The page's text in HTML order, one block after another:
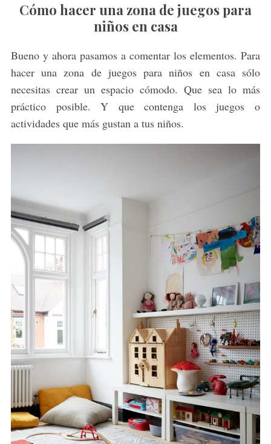
Cómo hacer una zona de juegos para
niños en casa
Bueno y ahora pasamos a comentar los elementos. Para
hacer una zona de juegos para niños en casa sólo
necesitas crear un espacio cómodo. Que sea lo más
práctico posible. Y que contenga los juegos o
actividades que más gustan a tus niños.